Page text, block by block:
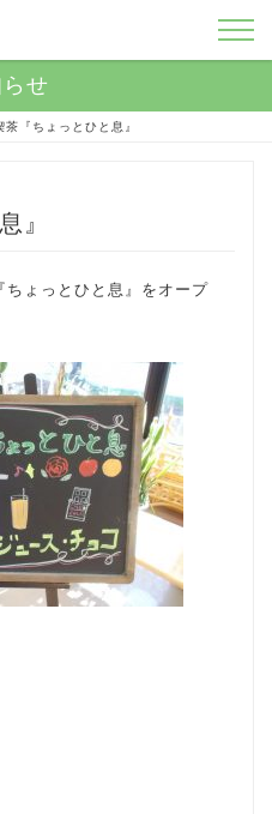
茶『ちょっとひと息』
』
ちょっとひと息』をオープ